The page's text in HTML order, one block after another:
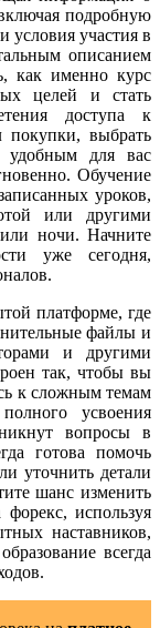
подробную
условия участия в
описанием
как именно курс
целей и стать
доступа к
покупки, выбрать
удобным для вас
Обучение
уроков,
или другими
ночи. Начните
уже сегодня,
платформе, где
файлы и
и другими
так, чтобы вы
к сложным темам
усвоения
вопросы в
готова помочь
уточнить детали
шанс изменить
используя
наставников,
всегда